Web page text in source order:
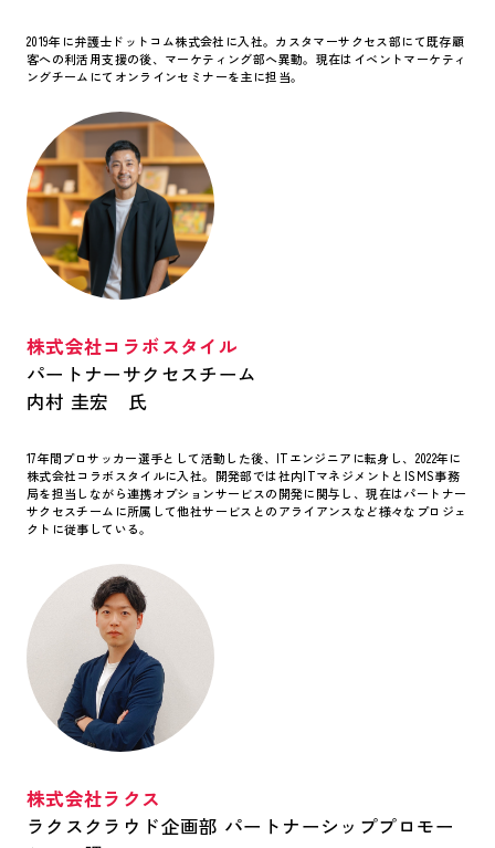
2019年に弁護士ドットコム株式会社に入社。カスタマーサクセス部にて既存顧
客への利活用支援の後、マーケティング部へ異動。現在はイベントマーケティ
ングチームにてオンラインセミナーを主に担当。
株式会社コラボスタイル
パートナーサクセスチーム
内村 圭宏 氏
17年間プロサッカー選手として活動した後、ITエンジニアに転身し、2022年に
株式会社コラボスタイルに入社。開発部では社内ITマネジメントとISMS事務
局を担当しながら連携オプションサービスの開発に関与し、現在はパートナー
サクセスチームに所属して他社サービスとのアライアンスなど様々なプロジェ
クトに従事している。
株式会社ラクス
ラクスクラウド企画部 パートナーシッププロモー